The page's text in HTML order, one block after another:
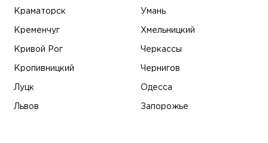
Краматорск
Кременчуг
Кривой Рог
Кропивницкий
Луцк
Львов
Умань
Хмельницкий
Черкассы
Чернигов
Одесса
Запорожье